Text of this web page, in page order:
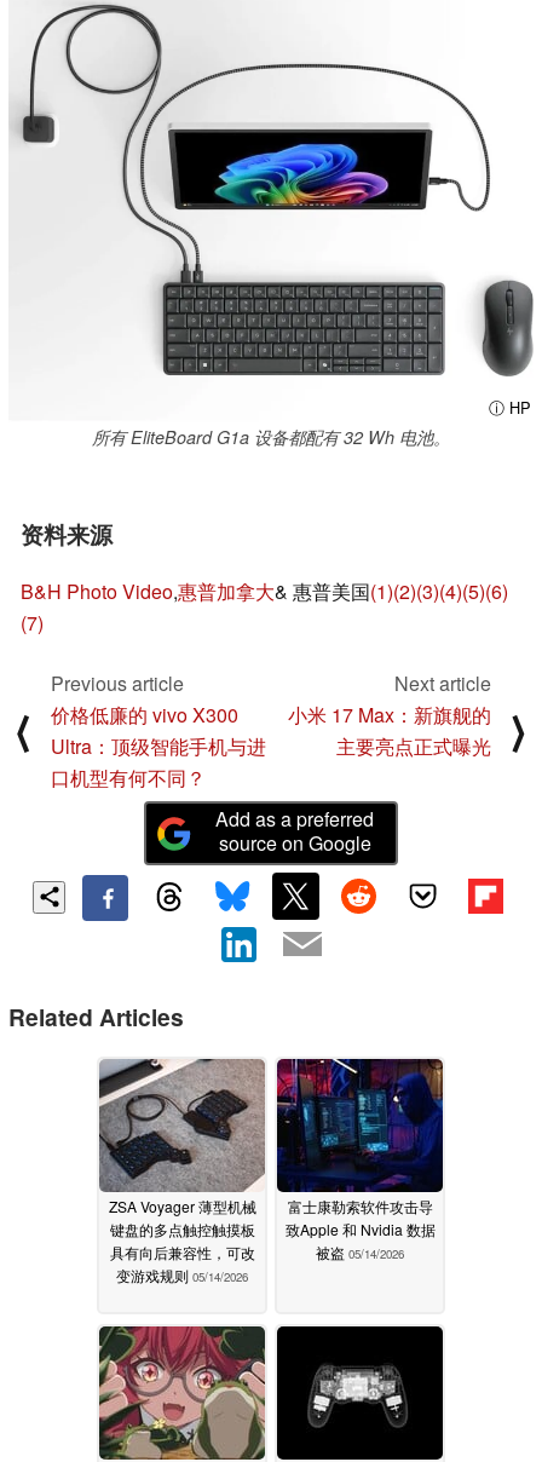
ⓘ HP
所有 EliteBoard G1a 设备都配有 32 Wh 电池。
资料来源
B&H Photo Video,惠普加拿大& 惠普美国(1)(2)(3)(4)(5)(6)
(7)
⟨
Previous article
价格低廉的 vivo X300
Ultra：顶级智能手机与进
口机型有何不同？
Next article
小米 17 Max：新旗舰的
主要亮点正式曝光
⟩
Add as a preferred
source on Google
Related Articles
ZSA Voyager 薄型机械
键盘的多点触控触摸板
具有向后兼容性，可改
变游戏规则 05/14/2026
富士康勒索软件攻击导
致Apple 和 Nvidia 数据
被盗 05/14/2026